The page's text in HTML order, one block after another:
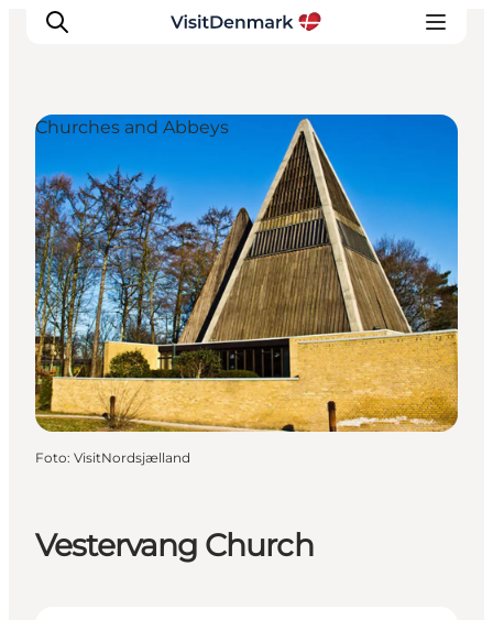
Ispirazioni
Dove andare
Cosa fare
Dove dormire
Pianifica il viaggio
Vestervang Church
Churches and Abbeys
Foto: VisitNordsjælland